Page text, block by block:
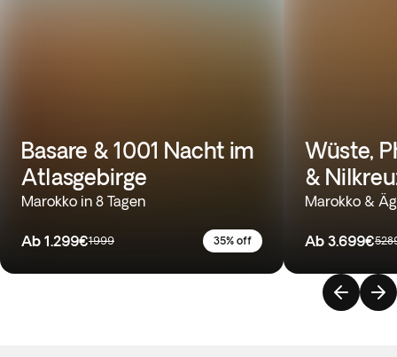
Basare & 1001 Nacht im
Atlasgebirge
Marokko in 8 Tagen
Ab 1.299€1999 35% off
Wüste,
&
Marokko &
Ab 3.699€